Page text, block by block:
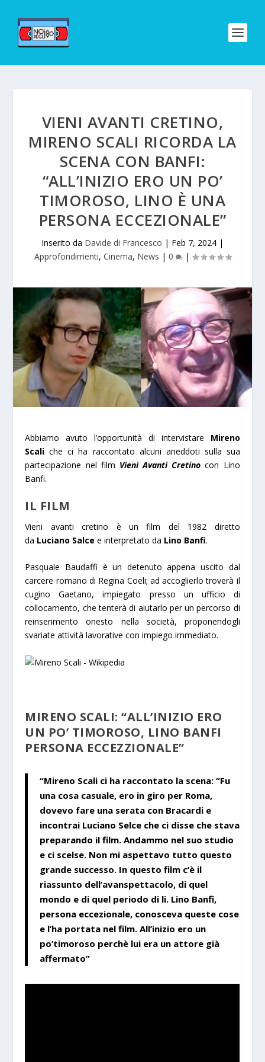
VIENI AVANTI CRETINO,
MIRENO SCALI RICORDA LA
SCENA CON BANFI:
“ALL’INIZIO ERO UN PO’
TIMOROSO, LINO È UNA
PERSONA ECCEZIONALE”
Inserito da Davide di Francesco | Feb 7, 2024 |
Approfondimenti, Cinema, News | 0 |
Abbiamo avuto l’opportunità di intervistare Mireno
Scali che ci ha raccontato alcuni aneddoti sulla sua
partecipazione nel film Vieni Avanti Cretinocon Lino
Banfi.
IL FILM
Vieni avanti cretino è un film del 1982 diretto
da Luciano Salce e interpretato da Lino Banfi.
Pasquale Baudaffi è un detenuto appena uscito dal
carcere romano di Regina Coeli; ad accoglierlo troverà il
cugino Gaetano, impiegato presso un ufficio di
collocamento, che tenterà di aiutarlo per un percorso di
reinserimento onesto nella società, proponendogli
svariate attività lavorative con impiego immediato.
MIRENO SCALI: “ALL’INIZIO ERO
UN PO’ TIMOROSO, LINO BANFI
PERSONA ECCEZZIONALE”
“Mireno Scali ci ha raccontato la scena: “Fu
una cosa casuale, ero in giro per Roma,
dovevo fare una serata con Bracardi e
incontrai Luciano Selce che ci disse che stava
preparando il film. Andammo nel suo studio
e ci scelse. Non mi aspettavo tutto questo
grande successo. In questo film c’è il
riassunto dell’avanspettacolo, di quel
mondo e di quel periodo di li. Lino Banfi,
persona eccezionale, conosceva queste cose
e l’ha portata nel film. All’inizio ero un
po’timoroso perchè lui era un attore già
affermato”